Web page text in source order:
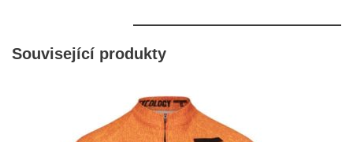
Související produkty